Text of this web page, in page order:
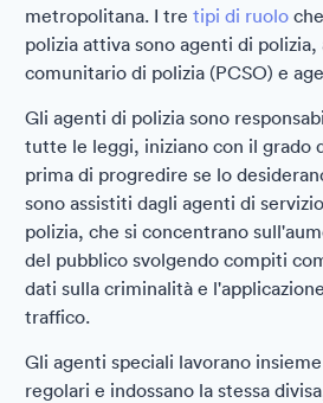
metropolitana. I tre tipi di ruolo
polizia attiva sono agenti di
comunitario di polizia (PCSO) e
Gli agenti di polizia sono
tutte le leggi, iniziano con il grado
prima di progredire se lo
sono assistiti dagli agenti di
polizia, che si concentrano
del pubblico svolgendo compiti
dati sulla criminalità e
traffico.
Gli agenti speciali lavorano
regolari e indossano la stessa